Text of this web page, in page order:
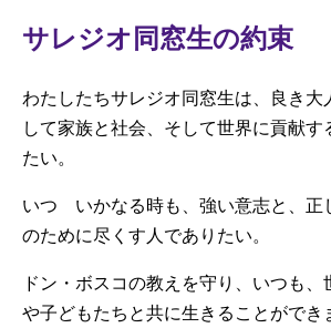
サレジオ同窓生の約束
わたしたちサレジオ同窓生は、良き大
して家族と社会、そして世界に貢献す
たい。
いつ いかなる時も、強い意志と、正
のために尽くす人でありたい。
ドン・ボスコの教えを守り、いつも
や子どもたちと共に生きることができ